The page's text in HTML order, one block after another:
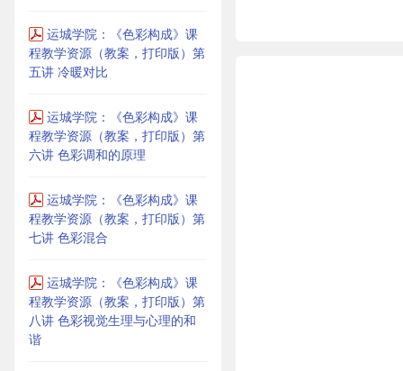
运城学院：《色彩构成》课
程教学资源（教案，打印版）第
五讲 冷暖对比
运城学院：《色彩构成》课
程教学资源（教案，打印版）第
六讲 色彩调和的原理
运城学院：《色彩构成》课
程教学资源（教案，打印版）第
七讲 色彩混合
运城学院：《色彩构成》课
程教学资源（教案，打印版）第
八讲 色彩视觉生理与心理的和
谐